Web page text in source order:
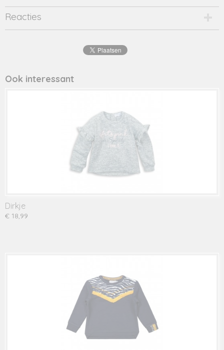
Productcode
48371-17291
Reacties
Ook interessant
Dirkje
€ 18,99